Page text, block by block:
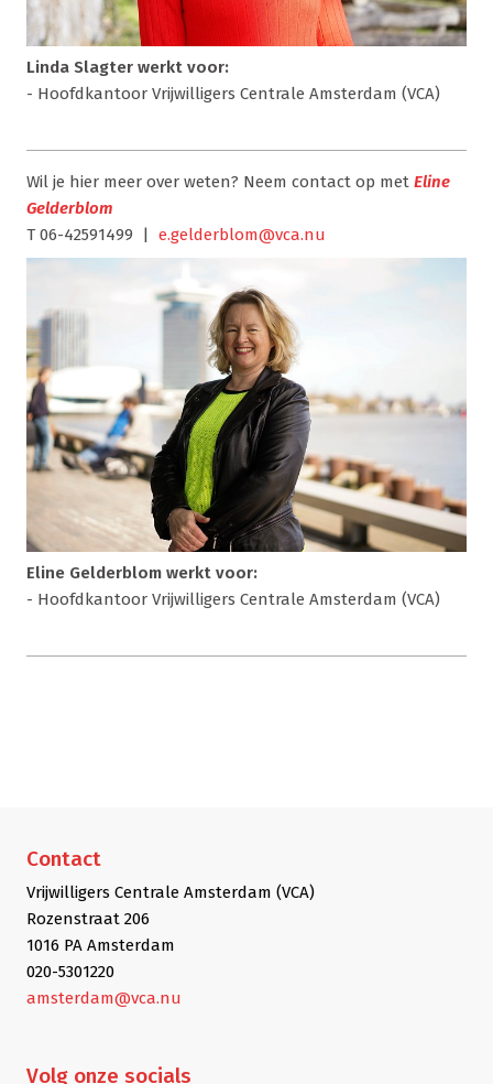
Linda Slagter werkt voor:
- Hoofdkantoor Vrijwilligers Centrale Amsterdam (VCA)
Wil je hier meer over weten? Neem contact op met Eline
Gelderblom
T 06-42591499 | e.gelderblom@vca.nu
Eline Gelderblom werkt voor:
- Hoofdkantoor Vrijwilligers Centrale Amsterdam (VCA)
Contact
Vrijwilligers Centrale Amsterdam (VCA)
Rozenstraat 206
1016 PA Amsterdam
020-5301220
amsterdam@vca.nu
Volg onze socials